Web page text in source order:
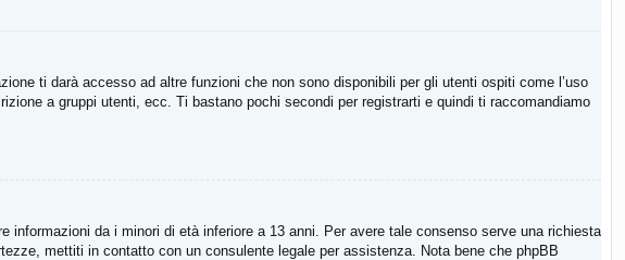
ti darà accesso ad altre funzioni che non sono disponibili per gli utenti ospiti come l’uso
a gruppi utenti, ecc. Ti bastano pochi secondi per registrarti e quindi ti raccomandiamo
da i minori di età inferiore a 13 anni. Per avere tale consenso serve una richiesta
mettiti in contatto con un consulente legale per assistenza. Nota bene che phpBB